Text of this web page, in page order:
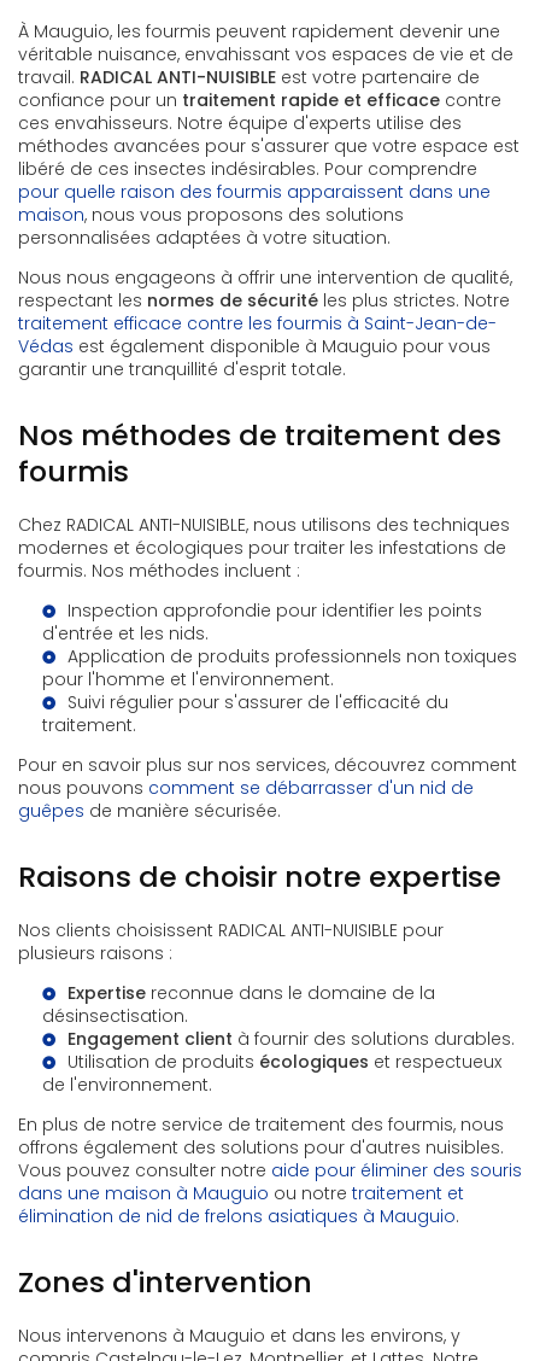
À Mauguio, les fourmis peuvent rapidement devenir une
véritable nuisance, envahissant vos espaces de vie et de
travail. RADICAL ANTI-NUISIBLE est votre partenaire de
confiance pour un traitement rapide et efficace contre
ces envahisseurs. Notre équipe d'experts utilise des
méthodes avancées pour s'assurer que votre espace est
libéré de ces insectes indésirables. Pour comprendre
pour quelle raison des fourmis apparaissent dans une
maison, nous vous proposons des solutions
personnalisées adaptées à votre situation.
Nous nous engageons à offrir une intervention de qualité,
respectant les normes de sécurité les plus strictes. Notre
traitement efficace contre les fourmis à Saint-Jean-de-
Védas est également disponible à Mauguio pour vous
garantir une tranquillité d'esprit totale.
Nos méthodes de traitement des
fourmis
Chez RADICAL ANTI-NUISIBLE, nous utilisons des techniques
modernes et écologiques pour traiter les infestations de
fourmis. Nos méthodes incluent :
Inspection approfondie pour identifier les points
d'entrée et les nids.
Application de produits professionnels non toxiques
pour l'homme et l'environnement.
Suivi régulier pour s'assurer de l'efficacité du
traitement.
Pour en savoir plus sur nos services, découvrez comment
nous pouvons comment se débarrasser d'un nid de
guêpes de manière sécurisée.
Raisons de choisir notre expertise
Nos clients choisissent RADICAL ANTI-NUISIBLE pour
plusieurs raisons :
Expertise reconnue dans le domaine de la
désinsectisation.
Engagement client à fournir des solutions durables.
Utilisation de produits écologiques et respectueux
de l'environnement.
En plus de notre service de traitement des fourmis, nous
offrons également des solutions pour d'autres nuisibles.
Vous pouvez consulter notre aide pour éliminer des souris
dans une maison à Mauguio ou notre traitement et
élimination de nid de frelons asiatiques à Mauguio.
Zones d'intervention
Nous intervenons à Mauguio et dans les environs, y